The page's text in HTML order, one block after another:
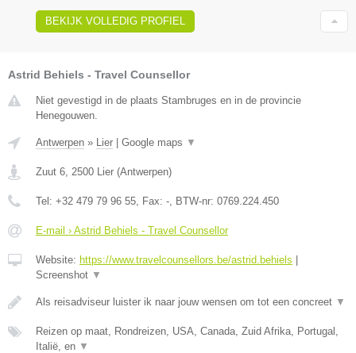
BEKIJK VOLLEDIG PROFIEL
Astrid Behiels - Travel Counsellor
Niet gevestigd in de plaats Stambruges en in de provincie
Henegouwen.
Antwerpen » Lier Google maps ▼
Zuut 6 2500 Lier (Antwerpen)
Tel: +32 479 79 96 55 , Fax: - , BTW-nr: 0769.224.450
E-mail › Astrid Behiels - Travel Counsellor
Website: https://www.travelcounsellors.be/astrid.behiels
Screenshot ▼
Als reisadviseur luister ik naar jouw wensen om tot een concreet ▼
Reizen op maat, Rondreizen, USA, Canada, Zuid Afrika, Portugal,
Italië, en ▼